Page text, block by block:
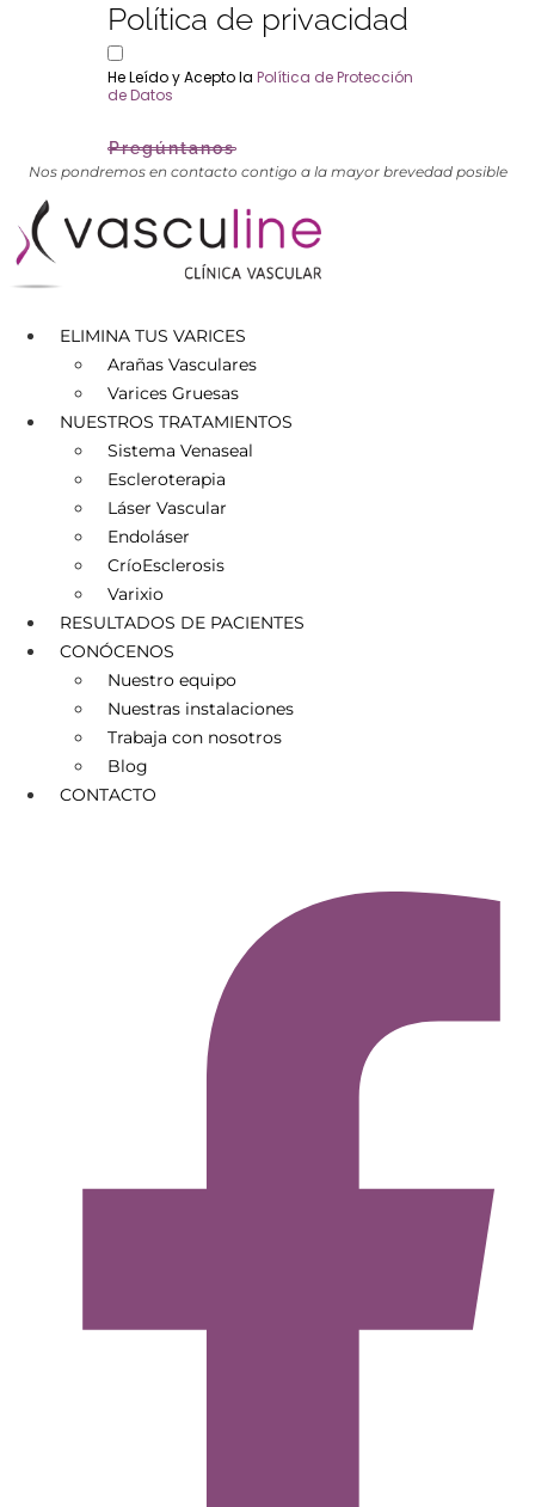
Política de privacidad
He Leído y Acepto la Política de Protección
de Datos
Pregúntanos
Nos pondremos en contacto contigo a la mayor brevedad posible
ELIMINA TUS VARICES
Arañas Vasculares
Varices Gruesas
NUESTROS TRATAMIENTOS
Sistema Venaseal
Escleroterapia
Láser Vascular
Endoláser
CríoEsclerosis
Varixio
RESULTADOS DE PACIENTES
CONÓCENOS
Nuestro equipo
Nuestras instalaciones
Trabaja con nosotros
Blog
CONTACTO